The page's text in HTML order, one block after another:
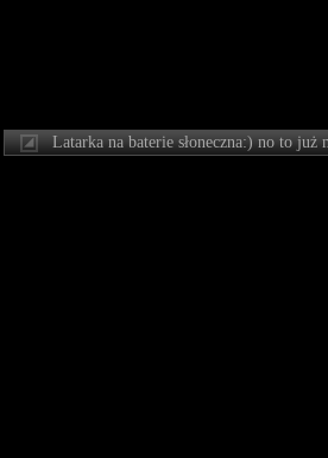
Latarka na baterie słoneczna:) no to